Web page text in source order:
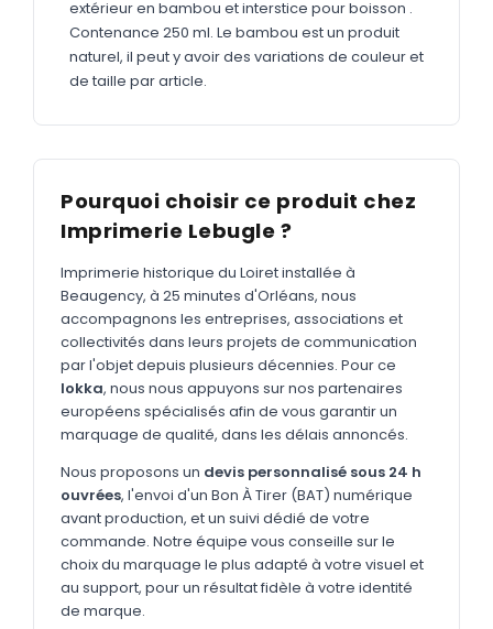
Étiquettes adhésives
Étiquettes adhésives en bobine
Adhésifs vitrine
GOODIES
Catalogue complet Nouveau
Bureau & écriture
Sacs & voyages
Technologie
Vêtements
Outils & porte-clés
Cuisine
extérieur en bambou et interstice pour boisson .
Contenance 250 ml. Le bambou est un produit
naturel, il peut y avoir des variations de couleur et
de taille par article.
Pourquoi choisir ce produit chez
Imprimerie Lebugle ?
Imprimerie historique du Loiret installée à
Beaugency, à 25 minutes d'Orléans, nous
accompagnons les entreprises, associations et
collectivités dans leurs projets de communication
par l'objet depuis plusieurs décennies. Pour ce
lokka, nous nous appuyons sur nos partenaires
européens spécialisés afin de vous garantir un
marquage de qualité, dans les délais annoncés.
Nous proposons un devis personnalisé sous 24 h
ouvrées, l'envoi d'un Bon À Tirer (BAT) numérique
avant production, et un suivi dédié de votre
commande. Notre équipe vous conseille sur le
choix du marquage le plus adapté à votre visuel et
au support, pour un résultat fidèle à votre identité
de marque.